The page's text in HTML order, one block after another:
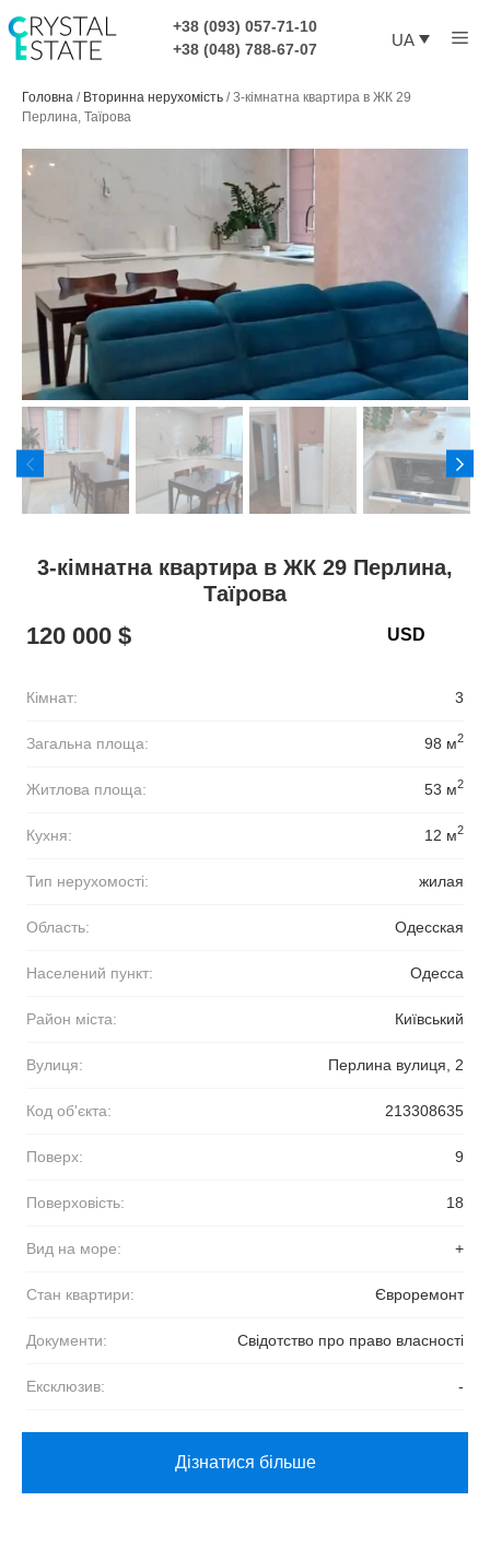
до
контенту
+38 (093) 057-71-10
+38 (048) 788-67-07
UA
Головна / Вторинна нерухомість /3-кімнатна квартира в ЖК 29
Перлина, Таїрова
3-кімнатна квартира в ЖК 29 Перлина,
Таїрова
120 000 $
Кімнат: 3
Загальна площа: 98 м2
Житлова площа: 53 м2
Кухня: 12 м2
Тип нерухомості: жилая
Область: Одесская
Населений пункт: Одесса
Район міста: Київський
Вулиця: Перлина вулиця, 2
Код об'єкта: 213308635
Поверх: 9
Поверховість: 18
Вид на море: +
Стан квартири: Євроремонт
Документи: Свідотство про право власності
Ексклюзив: -
Дізнатися більше